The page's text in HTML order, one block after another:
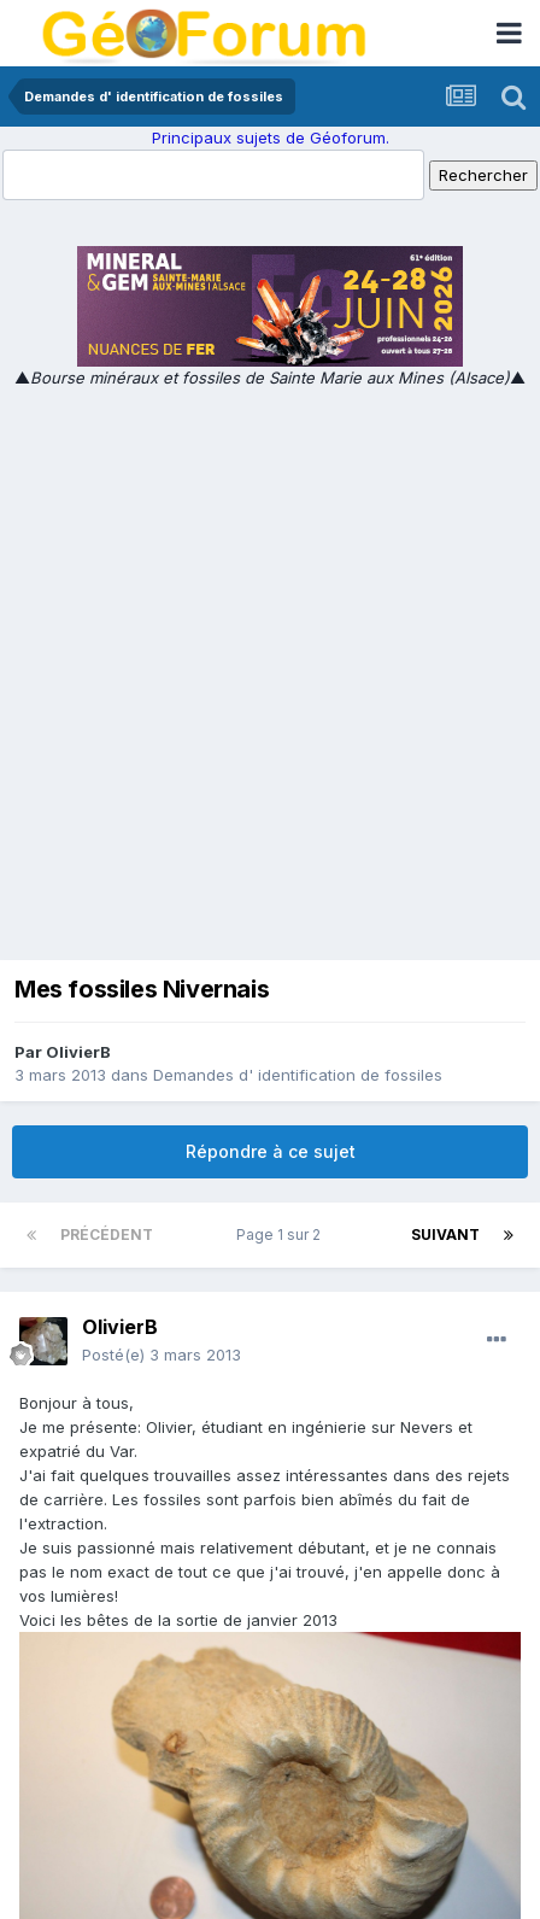
Demandes d' identification de fossiles
Principaux sujets de Géoforum.
▲Bourse minéraux et fossiles de Sainte Marie aux Mines (Alsace)▲
Mes fossiles Nivernais
Par OlivierB
3 mars 2013 dans Demandes d' identification de fossiles
Répondre à ce sujet
PRÉCÉDENT SUIVANT
Page 1 sur 2
OlivierB
Posté(e) 3 mars 2013
Bonjour à tous,
Je me présente: Olivier, étudiant en ingénierie sur Nevers et
expatrié du Var.
J'ai fait quelques trouvailles assez intéressantes dans des rejets
de carrière. Les fossiles sont parfois bien abîmés du fait de
l'extraction.
Je suis passionné mais relativement débutant, et je ne connais
pas le nom exact de tout ce que j'ai trouvé, j'en appelle donc à
vos lumières!
Voici les bêtes de la sortie de janvier 2013